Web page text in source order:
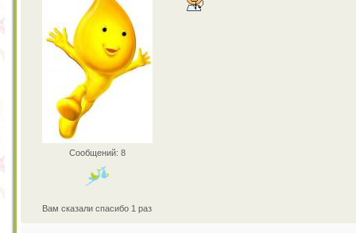
Сообщений: 8
Вам сказали спасибо 1 раз